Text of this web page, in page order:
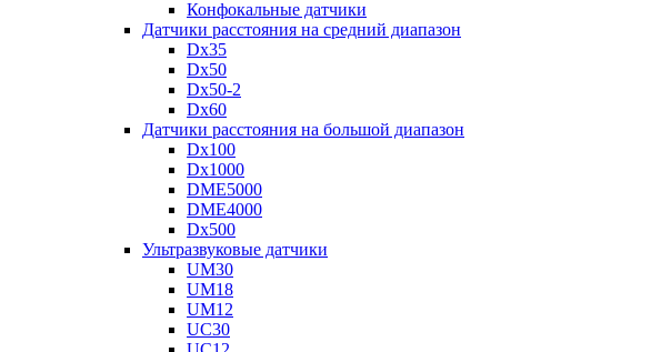
Конфокальные датчики
Датчики расстояния на средний диапазон
Dx35
Dx50
Dx50-2
Dx60
Датчики расстояния на большой диапазон
Dx100
Dx1000
DME5000
DME4000
Dx500
Ультразвуковые датчики
UM30
UM18
UM12
UC30